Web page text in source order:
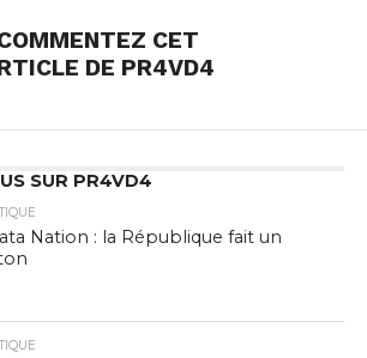
CET
DE PR4VD4
SUR PR4VD4
Nation : la République fait un